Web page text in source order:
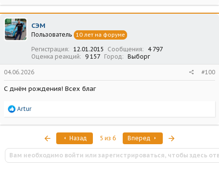
а
к
ц
и
и
СЭМ
Пользователь 10 лет на форуме
Регистрация 12.01.2015 Сообщения
4 797
Оценка реакций
9 157 Город Выборг
04.06.2026 #100
С днём рождения! Всех благ
Р
а
и
и
:
Artur
ПервыйНазад 5 из 6 Вперед
Вам необходимо войти или зарегистрироваться, чтобы здесь